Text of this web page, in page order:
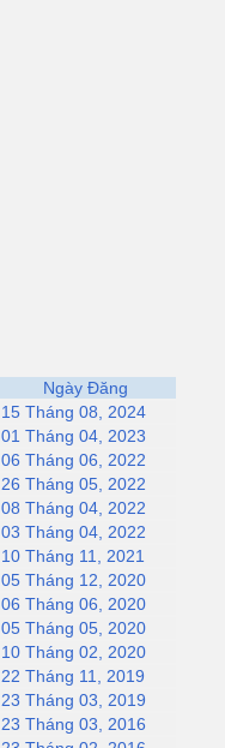
Ngày Đăng
15 Tháng 08, 2024
01 Tháng 04, 2023
06 Tháng 06, 2022
26 Tháng 05, 2022
08 Tháng 04, 2022
03 Tháng 04, 2022
10 Tháng 11, 2021
05 Tháng 12, 2020
06 Tháng 06, 2020
05 Tháng 05, 2020
10 Tháng 02, 2020
22 Tháng 11, 2019
23 Tháng 03, 2019
23 Tháng 03, 2016